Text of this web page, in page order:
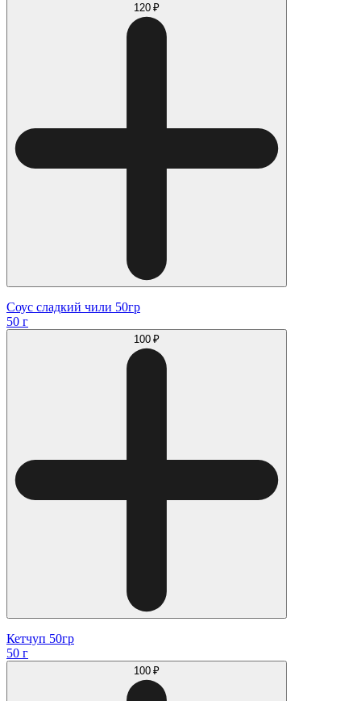
120 ₽
Соус сладкий чили 50гр
50 г
100 ₽
Кетчуп 50гр
50 г
100 ₽